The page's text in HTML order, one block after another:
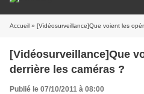
Accueil » [Vidéosurveillance]Que voient les
[Vidéosurveillance]Que
derrière les caméras ?
Publié le 07/10/2011 à 08:00